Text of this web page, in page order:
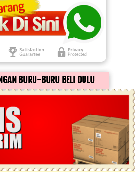
BURU-BURU BELI DULU